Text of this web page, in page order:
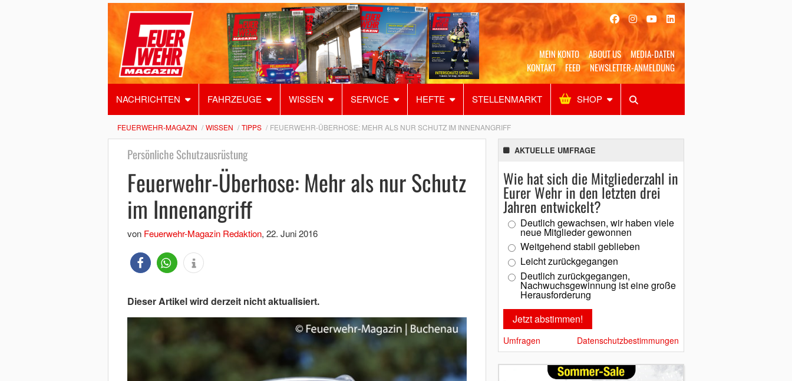
MEIN KONTO ABOUT US
MEDIA-DATEN
KONTAKT
FEED NEWSLETTER-ANMELDUNG
NACHRICHTEN FAHRZEUGE WISSEN SERVICE HEFTE STELLENMARKT SHOP
Alles Shop SUCHEN
FEUERWEHR-MAGAZIN WISSEN TIPPS FEUERWEHR-ÜBERHOSE: MEHR ALS NUR SCHUTZ IM INNENANGRIFF
Persönliche Schutzausrüstung
Feuerwehr-Überhose: Mehr als nur Schutz
im Innenangriff
von Feuerwehr-Magazin Redaktion, 22. Juni 2016
Dieser Artikel wird derzeit nicht aktualisiert.
AKTUELLE UMFRAGE
Wie hat sich die Mitgliederzahl in
Eurer Wehr in den letzten drei
Jahren entwickelt?
Deutlich gewachsen, wir haben viele
neue Mitglieder gewonnen
Weitgehend stabil geblieben
Leicht zurückgegangen
Deutlich zurückgegangen,
Nachwuchsgewinnung ist eine große
Herausforderung
Umfragen Datenschutzbestimmungen